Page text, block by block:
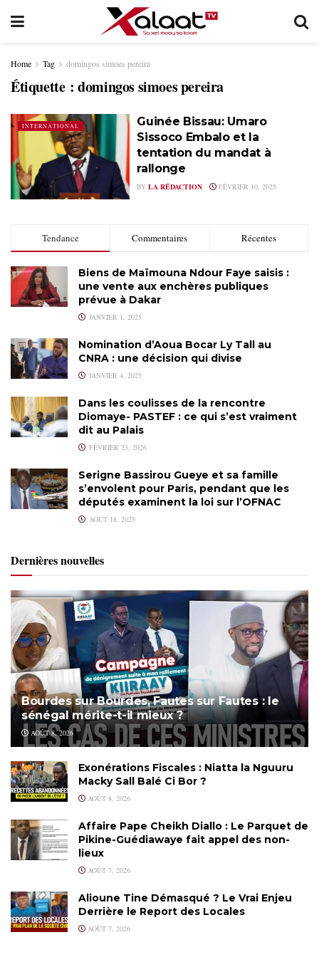
Home Tag domingos simoes pereira
Étiquette :domingos simoes pereira
INTERNATIONAL
Guinée Bissau: Umaro
Sissoco Embalo et la
tentation du mandat à
rallonge
BY LA RÉDACTION FÉVRIER 10, 2025
Tendance Commentaires Récentes
Biens de Maïmouna Ndour Faye saisis :
une vente aux enchères publiques
prévue à Dakar
JANVIER 1, 2025
Nomination d’Aoua Bocar Ly Tall au
CNRA : une décision qui divise
JANVIER 4, 2025
Dans les coulisses de la rencontre
Diomaye- PASTEF : ce qui s’est vraiment
dit au Palais
FÉVRIER 23, 2026
Serigne Bassirou Gueye et sa famille
s’envolent pour Paris, pendant que les
députés examinent la loi sur l’OFNAC
AOÛT 18, 2025
Dernières nouvelles
Bourdes sur Bourdes, Fautes sur Fautes : le
sénégal mérite-t-il mieux ?
AOÛT 8, 2026
Exonérations Fiscales : Niatta la Nguuru
Macky Sall Balé Ci Bor ?
AOÛT 8, 2026
Affaire Pape Cheikh Diallo : Le Parquet de
Pikine-Guédiawaye fait appel des non-
lieux
AOÛT 7, 2026
Alioune Tine Démasqué ? Le Vrai Enjeu
Derrière le Report des Locales
AOÛT 7, 2026